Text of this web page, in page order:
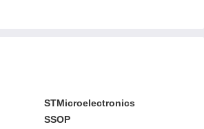
STMicroelectronics
SSOP